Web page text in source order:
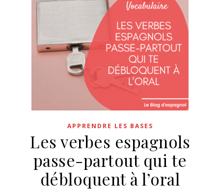
APPRENDRE LES BASES
Les verbes espagnols
passe-partout qui te
débloquent à l’oral